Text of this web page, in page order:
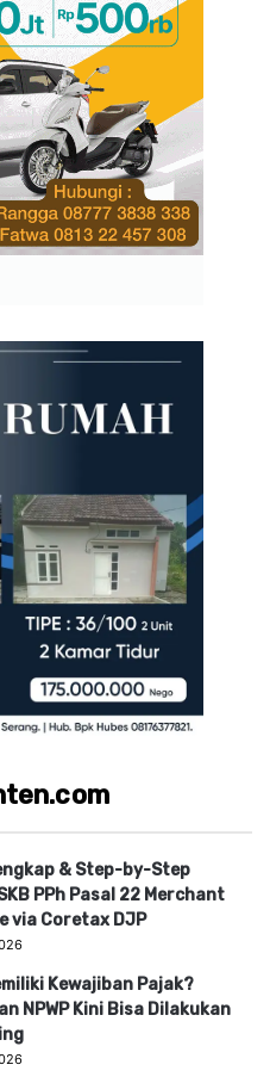
& Step-by-Step
PPh Pasal 22 Merchant
via Coretax DJP
Kewajiban Pajak?
NPWP Kini Bisa Dilakukan